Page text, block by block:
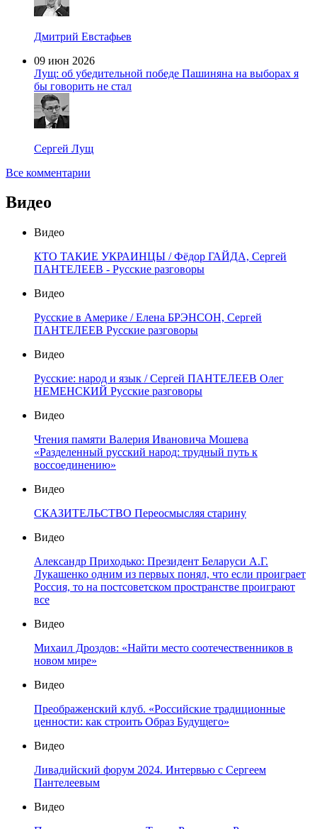
Дмитрий Евстафьев
09 июн 2026
Лущ: об убедительной победе Пашиняна на выборах я
бы говорить не стал
Сергей Лущ
Все комментарии
Видео
Видео
КТО ТАКИЕ УКРАИНЦЫ / Фёдор ГАЙДА, Сергей
ПАНТЕЛЕЕВ - Русские разговоры
Видео
Русские в Америке / Елена БРЭНСОН, Сергей
ПАНТЕЛЕЕВ Русские разговоры
Видео
Русские: народ и язык / Сергей ПАНТЕЛЕЕВ Олег
НЕМЕНСКИЙ Русские разговоры
Видео
Чтения памяти Валерия Ивановича Мошева
«Разделенный русский народ: трудный путь к
воссоединению»
Видео
СКАЗИТЕЛЬСТВО Переосмысляя старину
Видео
Александр Приходько: Президент Беларуси А.Г.
Лукашенко одним из первых понял, что если проиграет
Россия, то на постсоветском пространстве проиграют
все
Видео
Михаил Дроздов: «Найти место соотечественников в
новом мире»
Видео
Преображенский клуб. «Российские традиционные
ценности: как строить Образ Будущего»
Видео
Ливадийский форум 2024. Интервью с Сергеем
Пантелеевым
Видео